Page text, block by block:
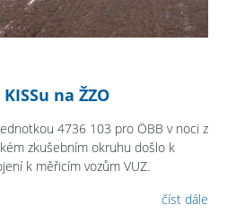
na ŽZO
4736 103 pro ÖBB v noci z
zkušebním okruhu došlo k
k měřicím vozům VUZ.
číst dále